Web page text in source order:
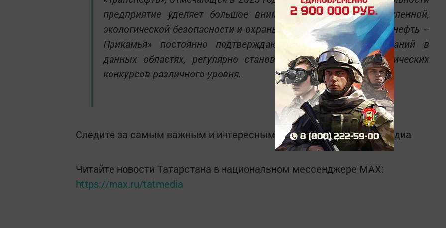
предприятие уделяет большое внимание вопросам промышленной,
экологической безопасности и охраны труда. Работники «Транснефть –
Прикамья» постоянно подтверждают высокий уровень знаний в
данных областях, регулярно становясь победителями тематических
конкурсов различного уровня.
Следите за самым важным и интересным вTelegram-каналеТатмедиа
Читайте новости Татарстана в национальном мессенджере MАХ:
https://max.ru/tatmedia